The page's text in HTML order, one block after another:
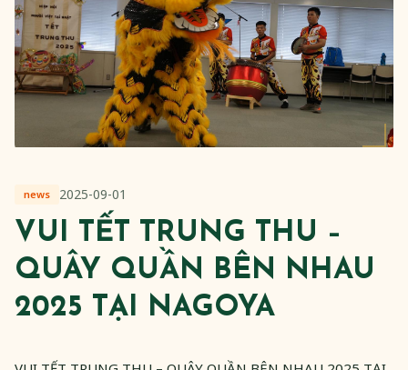
news 2025-09-01
VUI TẾT TRUNG THU –
QUÂY QUẦN BÊN NHAU
2025 TẠI NAGOYA